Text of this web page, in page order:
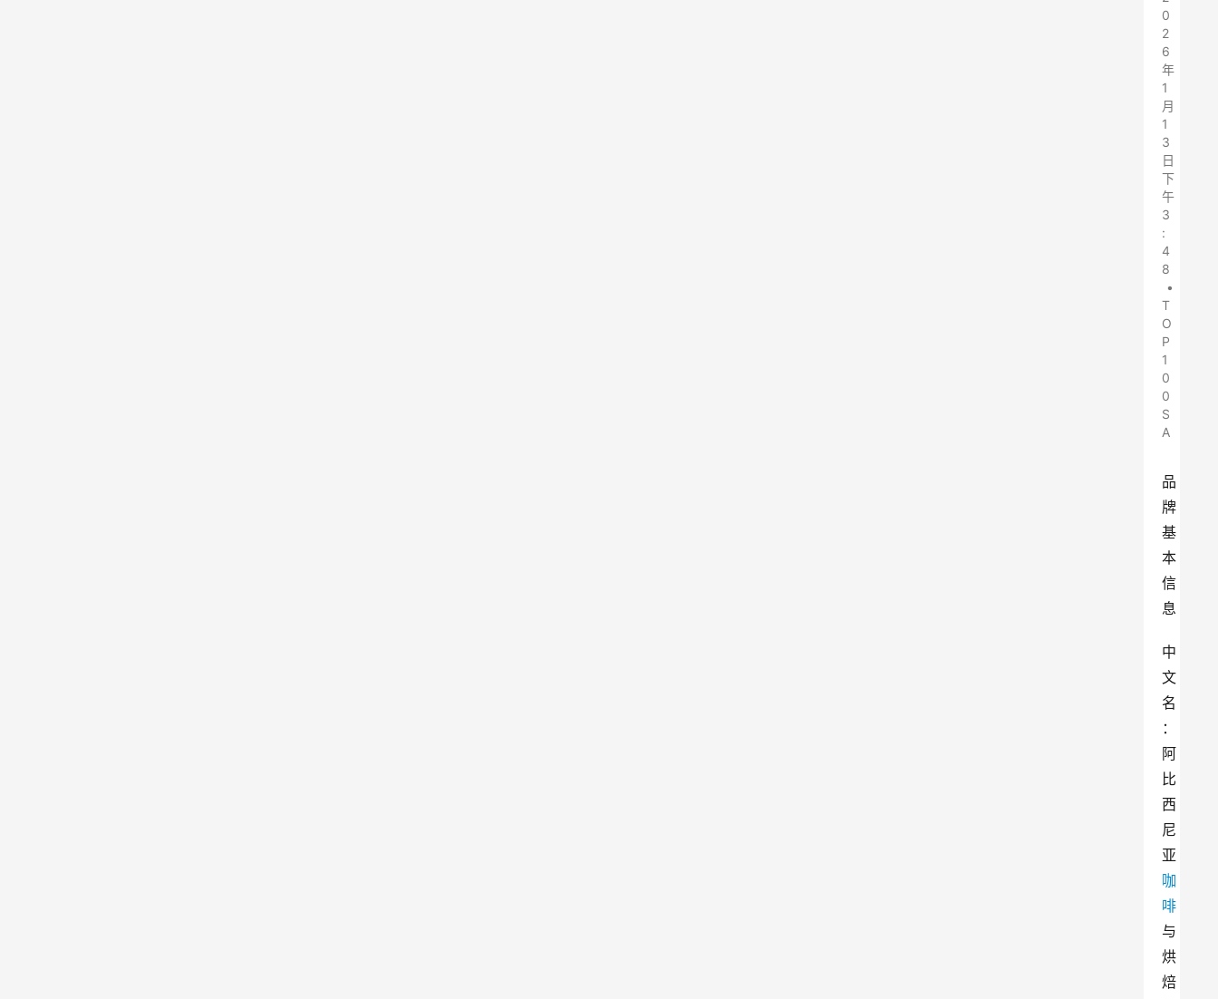
0
2
6
年
1
月
1
3
日
下
午
3
:
4
8
•
T
O
P
1
0
0
S
A
品
牌
基
本
信
息
中
文
名
：
阿
比
西
尼
亚
咖
啡
与
烘
焙